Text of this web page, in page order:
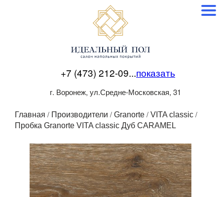
+7 (473) 212-09...показать
г. Воронеж, ул.Средне-Московская, 31
Главная / Производители / Granorte / VITA classic /
Пробка Granorte VITA classic Дуб CARAMEL